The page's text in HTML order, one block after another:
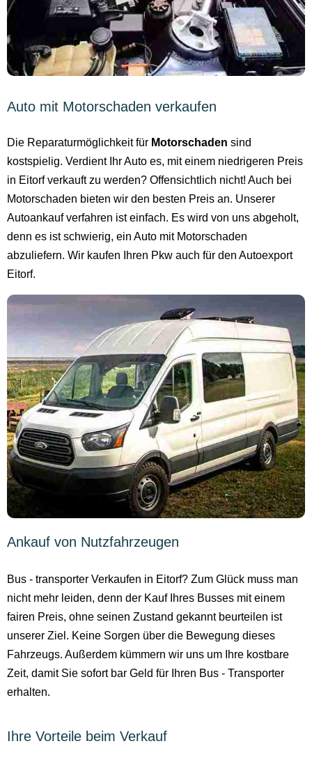
Auto mit Motorschaden verkaufen
Die Reparaturmöglichkeit für Motorschaden sind
kostspielig. Verdient Ihr Auto es, mit einem niedrigeren Preis
in Eitorf verkauft zu werden? Offensichtlich nicht! Auch bei
Motorschaden bieten wir den besten Preis an. Unserer
Autoankauf verfahren ist einfach. Es wird von uns abgeholt,
denn es ist schwierig, ein Auto mit Motorschaden
abzuliefern. Wir kaufen Ihren Pkw auch für den Autoexport
Eitorf.
Ankauf von Nutzfahrzeugen
Bus - transporter Verkaufen in Eitorf? Zum Glück muss man
nicht mehr leiden, denn der Kauf Ihres Busses mit einem
fairen Preis, ohne seinen Zustand gekannt beurteilen ist
unserer Ziel. Keine Sorgen über die Bewegung dieses
Fahrzeugs. Außerdem kümmern wir uns um Ihre kostbare
Zeit, damit Sie sofort bar Geld für Ihren Bus - Transporter
erhalten.
Ihre Vorteile beim Verkauf